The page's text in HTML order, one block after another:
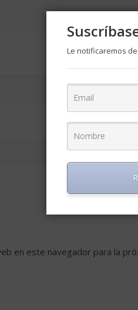
en este navegador para la
Le notificaremos